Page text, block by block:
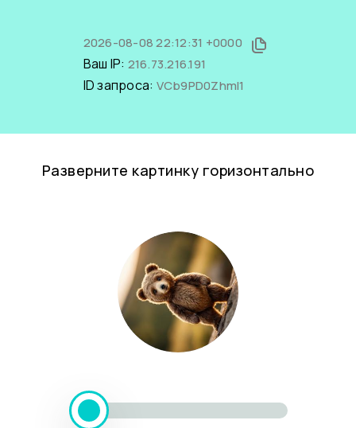
2026-08-08 22:12:31 +0000
Ваш IP: 216.73.216.191
ID запроса: VCb9PD0ZhmI1
Разверните картинку горизонтально